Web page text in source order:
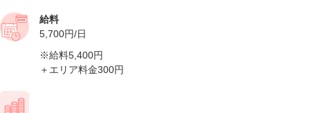
給料
5,700円/日
※給料5,400円
＋エリア料金300円